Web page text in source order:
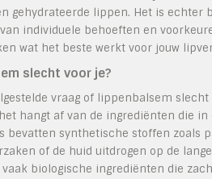
gehydrateerde lippen. Het is
individuele behoeften en
wat het beste werkt voor jouw
slecht voor je?
vraag of lippenbalsem
hangt af van de ingrediënten die
bevatten synthetische stoffen zoals
of de huid uitdrogen op de
biologische ingrediënten die